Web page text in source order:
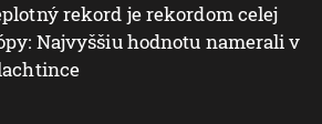
rekord je rekordom celej
Najvyššiu hodnotu namerali v